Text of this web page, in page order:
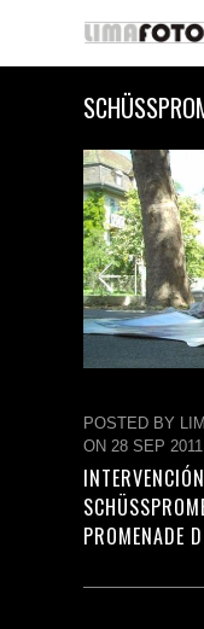
POSTED BY
ON 28 SEP
PROMENADE